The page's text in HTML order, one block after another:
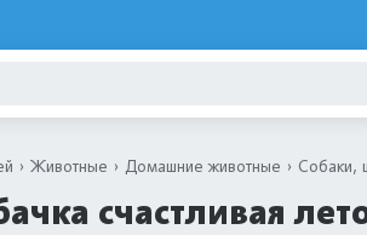
Животные Домашние животные Собаки,
счастливая